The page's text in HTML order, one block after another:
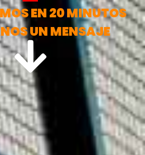
EN 20 MINUTOS
UN MENSAJE